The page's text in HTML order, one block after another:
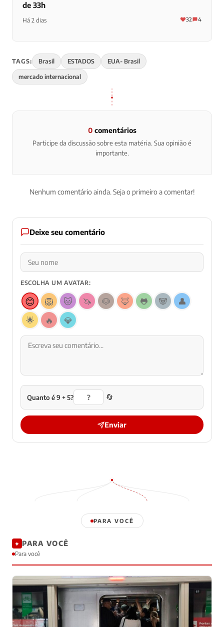
de 33h
Há 2 dias 32 4
TAGS: Brasil ESTADOS EUA- Brasil
mercado internacional
0comentários
Participe da discussão sobre esta matéria. Sua opinião é
importante.
Nenhum comentário ainda. Seja o primeiro a comentar!
Deixe seu comentário
ESCOLHA UM AVATAR:
😊 🦁 🐱 🦄 🐶 🦊 🐸 🐼
👤
🌟
🔥 💎
Quanto é 9 + 5? 🔄
Enviar
PARA VOCÊ
✦ PARA VOCÊ
Para você